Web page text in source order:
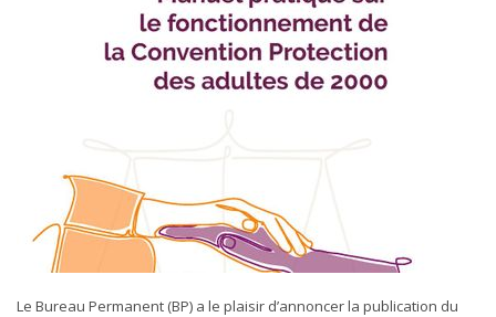
Le Bureau Permanent (BP) a le plaisir d’annoncer la publication du